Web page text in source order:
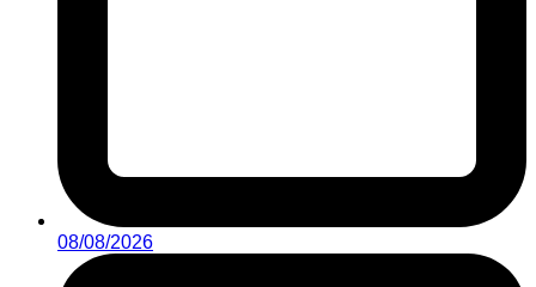
08/08/2026